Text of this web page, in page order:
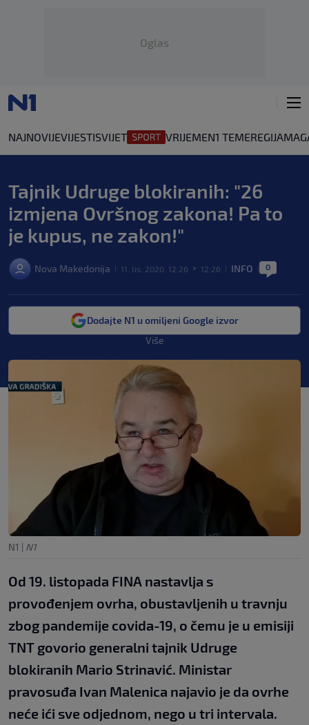
Oglas
NAJNOVIJEVIJESTISVIJET VRIJEMEN1 TEMEREGIJA
Tajnik Udruge blokiranih: "26
izmjena Ovršnog zakona! Pa to
je kupus, ne zakon!"
Nova Makedonija 11. lis. 2020. 12:26 > 12:26 INFO 0
Dodajte N1 u omiljeni Google izvor
Više
N1 | N1
Od 19. listopada FINA nastavlja s
provođenjem ovrha, obustavljenih u travnju
zbog pandemije covida-19, o čemu je u emisiji
TNT govorio generalni tajnik Udruge
blokiranih Mario Strinavić. Ministar
pravosuđa Ivan Malenica najavio je da ovrhe
neće ići sve odjednom, nego u tri intervala.